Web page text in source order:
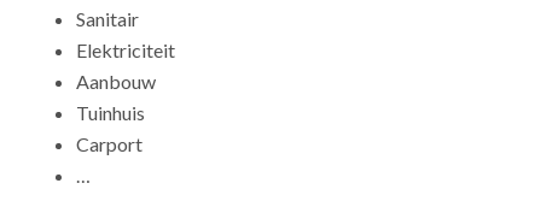
Sanitair
Elektriciteit
Aanbouw
Tuinhuis
Carport
…